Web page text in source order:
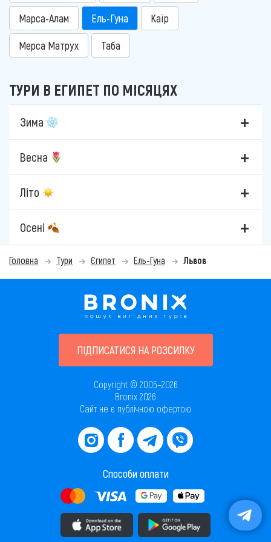
Марса-Алам Ель-Гуна Каїр
Мерса Матрух Таба
ТУРИ В ЕГИПЕТ ПО МІСЯЦЯХ
Зима
Весна
Літо
Осені
Головна Тури Єгипет Ель-Гуна Львов
ПІДПИСАТИСЯ НА РОЗСИЛКУ
Copyright © 2005–2026
Bronix 2026
Сайт не є публічною офертою
Способи оплати
Завантажити додаток в AppStore Завантажити додаток в PlayMarket